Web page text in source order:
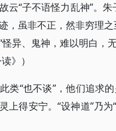
云“子不语怪力乱神”。
，虽非不正，然非穷理
异、鬼神，难以明白，
》）
类“也不谈”，他们追求
得安宁。“设神道”乃